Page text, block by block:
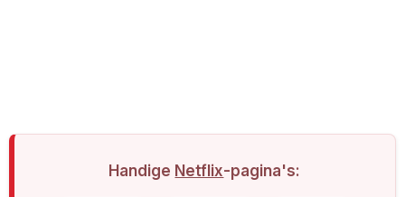
Handige Netflix-pagina's: